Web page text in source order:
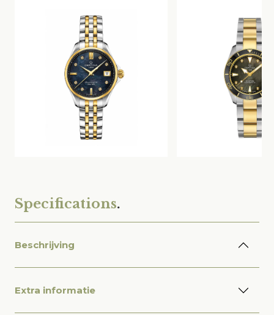
Specifications.
Beschrijving
Extra informatie